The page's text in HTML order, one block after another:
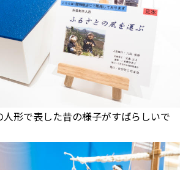
形で表した昔の様子がすばらしいで